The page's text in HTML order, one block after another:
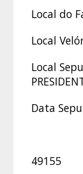
Local do
Local
Local
Data
49155